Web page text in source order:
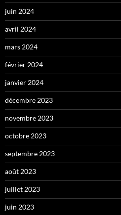
juin 2024
avril 2024
mars 2024
février 2024
janvier 2024
décembre 2023
novembre 2023
octobre 2023
septembre 2023
août 2023
juillet 2023
juin 2023